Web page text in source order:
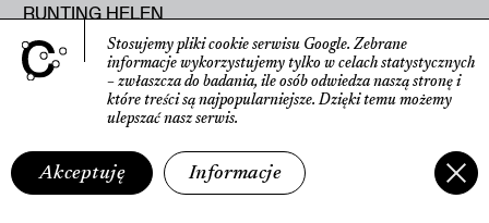
RUNTING HELEN
RUSAK MARYIA
RUSECKA KATERYNA
RUTKOWSKI ROMAN
RYBICKA ELŻBIETA
RYŚ RAJMUND
Stosujemy pliki cookie serwisu Google. Zebrane
informacje wyko­rzystujemy tylko w celach statys­tycznych
– zwłaszcza do badania, ile osób odwiedza naszą stronę i
które treści są najpopularniejsze.Dzięki temu możemy
ulepszać nasz serwis.
Akceptuję Informacje